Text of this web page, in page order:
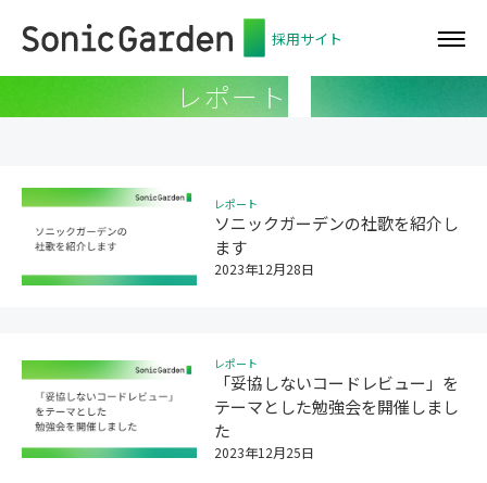
採用サイト
レポート
レポート
ソニックガーデンの社歌を紹介し
ます
2023年12月28日
レポート
「妥協しないコードレビュー」を
テーマとした勉強会を開催しまし
た
2023年12月25日